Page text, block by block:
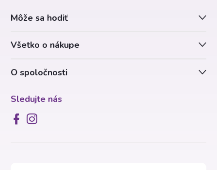
O spoločnosti
Sledujte nás
Môže sa hodiť
Všetko o nákupe